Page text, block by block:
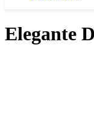
Elegante